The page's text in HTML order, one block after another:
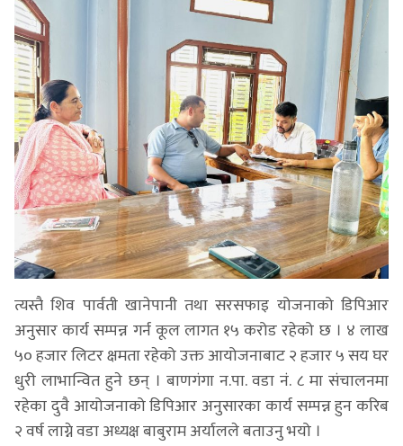
त्यस्तै शिव पार्वती खानेपानी तथा सरसफाइ योजनाको डिपिआर
अनुसार कार्य सम्पन्न गर्न कूल लागत १५ करोड रहेको छ । ४ लाख
५० हजार लिटर क्षमता रहेको उक्त आयोजनाबाट २ हजार ५ सय घर
धुरी लाभान्वित हुने छन् । बाणगंगा न.पा. वडा नं. ८ मा संचालनमा
रहेका दुवै आयोजनाको डिपिआर अनुसारका कार्य सम्पन्न हुन करिब
२ वर्ष लाग्ने वडा अध्यक्ष बाबुराम अर्यालले बताउनु भयो ।